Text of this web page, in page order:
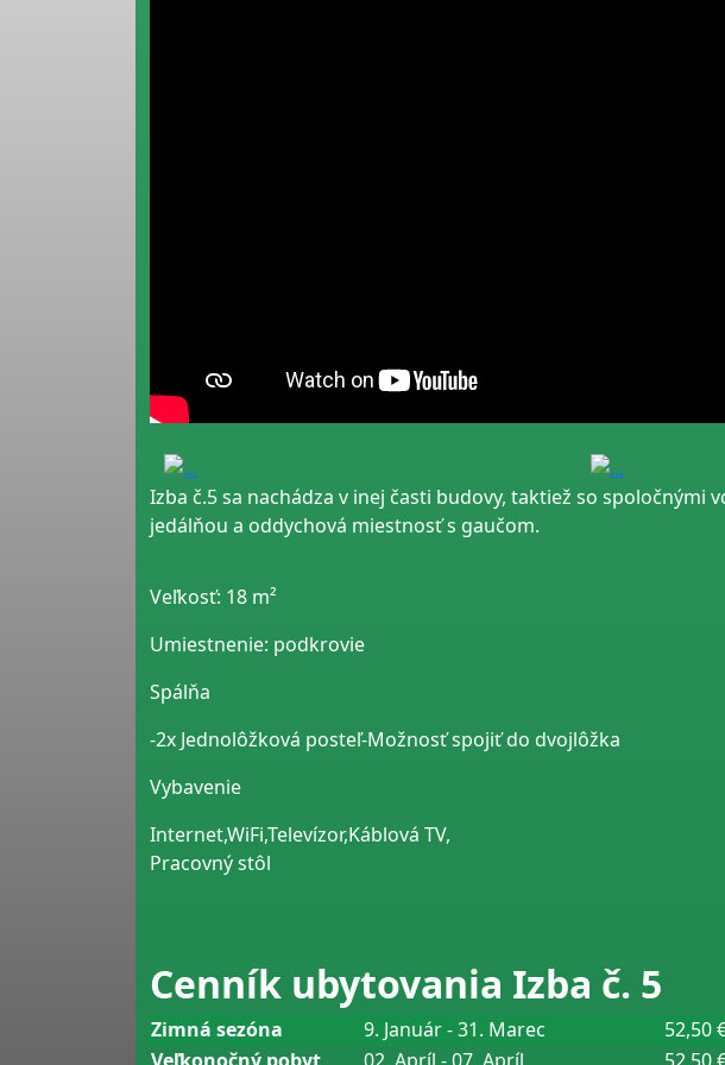
Izba č.5 sa nachádza v inej časti budovy, taktiež so
jedálňou a oddychová miestnosť s gaučom.
Veľkosť: 18 m²
Umiestnenie: podkrovie
Spálňa
-2x Jednolôžková posteľ-Možnosť spojiť do dvojlôžka
Vybavenie
Internet,WiFi,Televízor,Káblová TV,
Pracovný stôl
Cenník ubytovania Izba č. 5
Zimná sezóna 9. Január - 31. Marec 52,50